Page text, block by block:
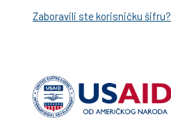
Zaboravili ste korisničku šifru?